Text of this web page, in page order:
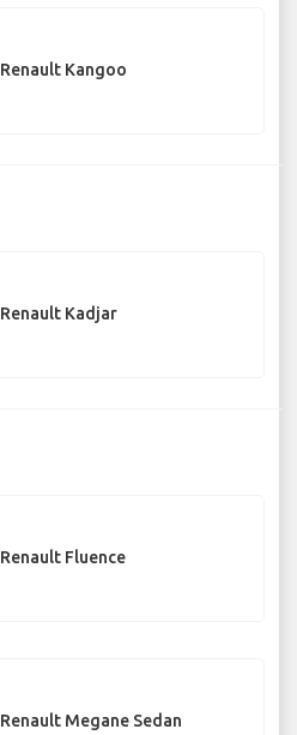
Renault Kangoo
Renault Kadjar
Renault Fluence
Renault Megane Sedan